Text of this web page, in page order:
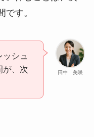
す。
田中 美咲
シュ
が、次